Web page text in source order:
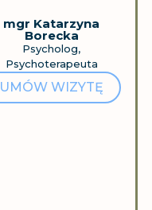
mgr Katarzyna
Borecka
Psycholog,
Psychoterapeuta
UMÓW WIZYTĘ